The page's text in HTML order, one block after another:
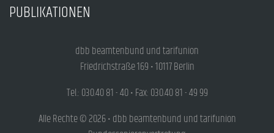
PUBLIKATIONEN
dbb beamtenbund und tarifunion
Friedrichstraße 169 • 10117 Berlin
Tel.: 030.40 81 - 40 • Fax: 030.40 81 - 49 99
Alle Rechte © 2026 • dbb beamtenbund und tarifunion